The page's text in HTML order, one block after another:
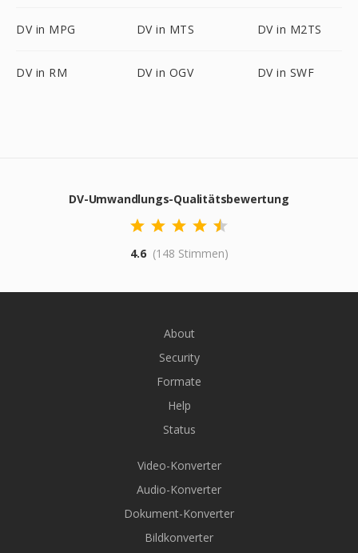
DV in MPG DV in MTS DV in M2TS
DV in RM DV in OGV DV in SWF
DV-Umwandlungs-Qualitätsbewertung
4.6 (148 Stimmen)
About
Security
Formate
Help
Status
Video-Konverter
Audio-Konverter
Dokument-Konverter
Bildkonverter